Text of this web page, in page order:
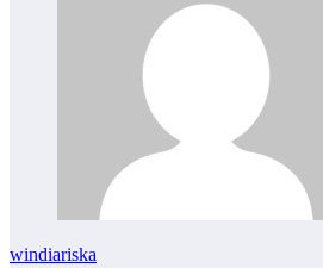
windiariska